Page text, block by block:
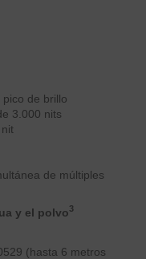
de brillo
3.000 nits
de múltiples
y el polvo3
(hasta 6 metros